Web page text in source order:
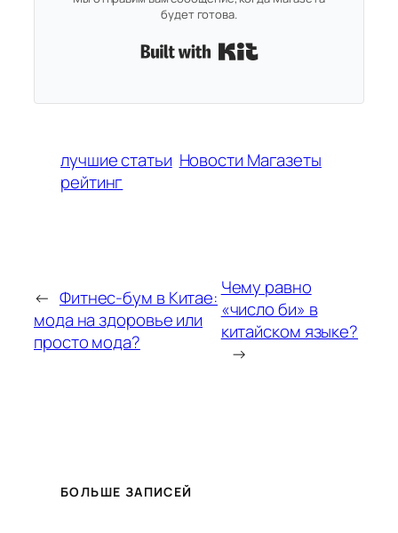
будет готова.
лучшие статьи Новости Магазеты
рейтинг
← Фитнес-бум в Китае:
мода на здоровье или
просто мода?
Чему равно
«число би» в
китайском языке?
→
БОЛЬШЕ ЗАПИСЕЙ